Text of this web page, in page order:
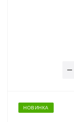
НОВИНКА